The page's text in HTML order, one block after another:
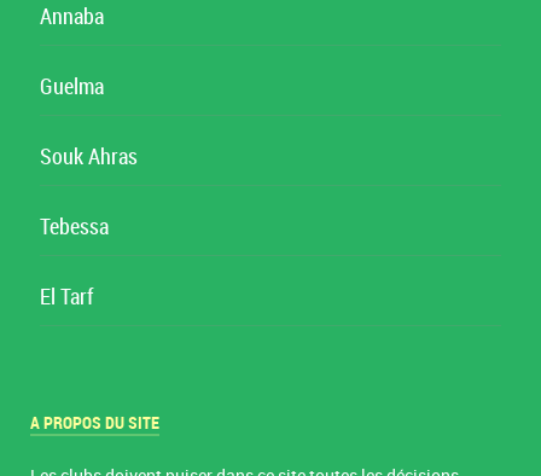
Annaba
Guelma
Souk Ahras
Tebessa
El Tarf
A PROPOS DU SITE